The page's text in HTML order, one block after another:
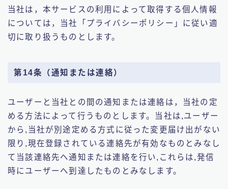
当社は，本サービスの利用によって取得する個人情報
については，当社「プライバシーポリシー」に従い適
切に取り扱うものとします。
第14条（通知または連絡）
ユーザーと当社との間の通知または連絡は，当社の定
める方法によって行うものとします。当社は,ユーザー
から,当社が別途定める方式に従った変更届け出がない
限り,現在登録されている連絡先が有効なものとみなし
て当該連絡先へ通知または連絡を行い,これらは,発信
時にユーザーへ到達したものとみなします。